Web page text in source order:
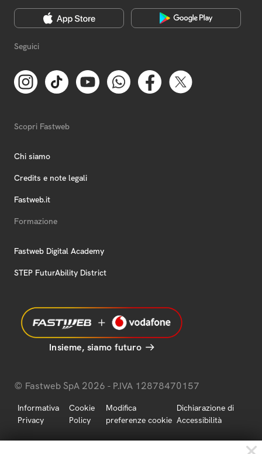
Seguici
Scopri Fastweb
Chi siamo
Credits e note legali
Fastweb.it
Formazione
Fastweb Digital Academy
STEP FuturAbility District
Insieme, siamo futuro
© Fastweb SpA 2026 - P.IVA 12878470157
Informativa
Privacy
Cookie
Policy
Modifica
preferenze cookie
Dichiarazione di
Accessibilità